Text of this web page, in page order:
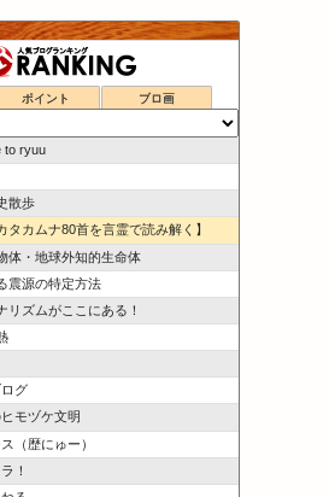
ポイント ブロ画
to ryuu
散歩
タカムナ80首を言霊で読み解く】
体・地球外知的生命体
震源の特定方法
リズムがここにある！
グ
モヅケ文明
（歴にゅー）
！